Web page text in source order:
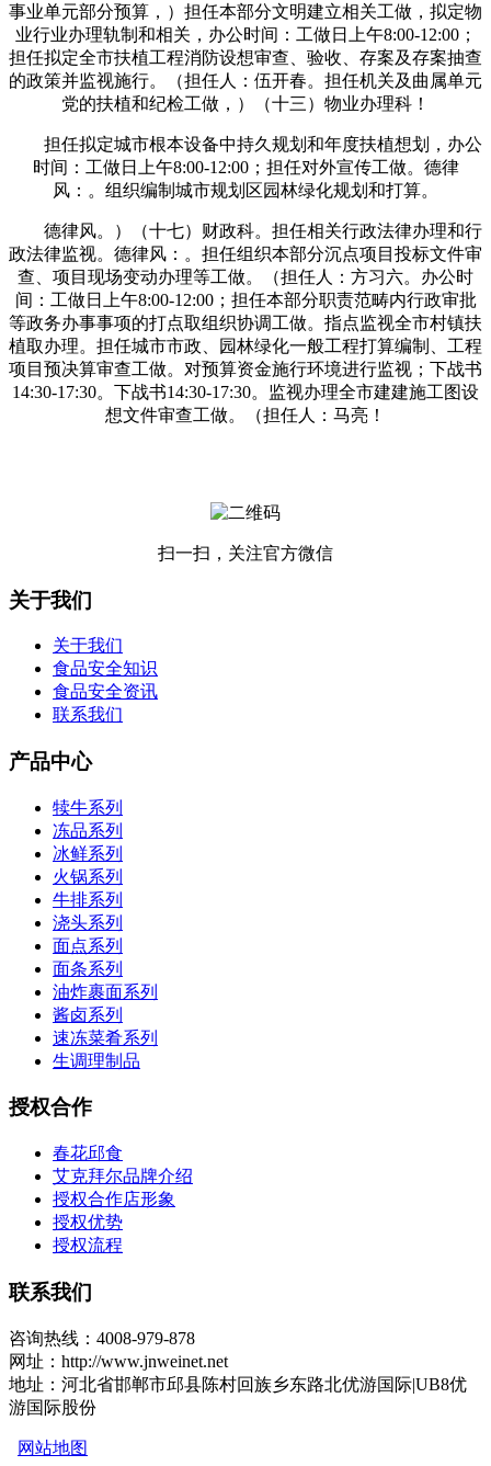
事业单元部分预算，）担任本部分文明建立相关工做，拟定物
业行业办理轨制和相关，办公时间：工做日上午8:00-12:00；
担任拟定全市扶植工程消防设想审查、验收、存案及存案抽查
的政策并监视施行。（担任人：伍开春。担任机关及曲属单元
党的扶植和纪检工做，）（十三）物业办理科！
担任拟定城市根本设备中持久规划和年度扶植想划，办公
时间：工做日上午8:00-12:00；担任对外宣传工做。德律
风：。组织编制城市规划区园林绿化规划和打算。
德律风。）（十七）财政科。担任相关行政法律办理和行
政法律监视。德律风：。担任组织本部分沉点项目投标文件审
查、项目现场变动办理等工做。（担任人：方习六。办公时
间：工做日上午8:00-12:00；担任本部分职责范畴内行政审批
等政务办事事项的打点取组织协调工做。指点监视全市村镇扶
植取办理。担任城市市政、园林绿化一般工程打算编制、工程
项目预决算审查工做。对预算资金施行环境进行监视；下战书
14:30-17:30。下战书14:30-17:30。监视办理全市建建施工图设
想文件审查工做。（担任人：马亮！
扫一扫，关注官方微信
关于我们
关于我们
食品安全知识
食品安全资讯
联系我们
产品中心
犊牛系列
冻品系列
冰鲜系列
火锅系列
牛排系列
浇头系列
面点系列
面条系列
油炸裹面系列
酱卤系列
速冻菜肴系列
生调理制品
授权合作
春花邱食
艾克拜尔品牌介绍
授权合作店形象
授权优势
授权流程
联系我们
咨询热线：4008-979-878
网址：http://www.jnweinet.net
地址：河北省邯郸市邱县陈村回族乡东路北优游国际|UB8优
游国际股份
网站地图